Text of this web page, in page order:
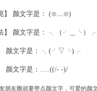
】 颜文字是： (⊙﹏⊙)
法】 颜文字是： ╮（╯＿╰）╭
】 颜文字是： ╮(╯▽╰)╭
颜文字是：.....((/- -)/